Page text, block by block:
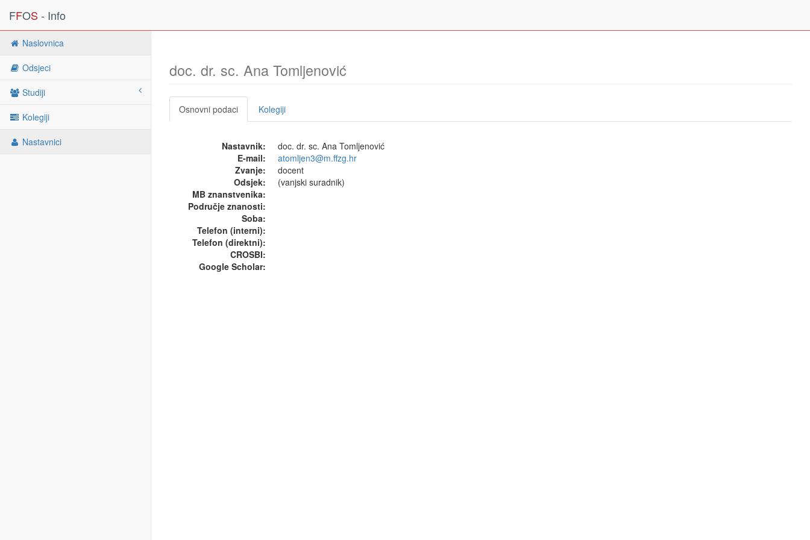
FFOS - Info
Naslovnica
Odsjeci
Studiji
Kolegiji
Nastavnici
doc. dr. sc. Ana Tomljenović
Osnovni podaci Kolegiji
Nastavnik:
doc. dr. sc. Ana Tomljenović
E-mail:
atomljen3@m.ffzg.hr
Zvanje:
docent
Odsjek:
(vanjski suradnik)
MB znanstvenika:
Područje znanosti:
Soba:
Telefon (interni):
Telefon (direktni):
CROSBI:
Google Scholar: